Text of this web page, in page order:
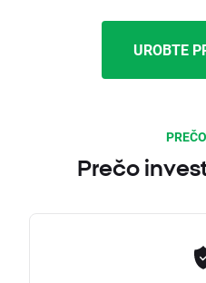
UROBTE
Prečo